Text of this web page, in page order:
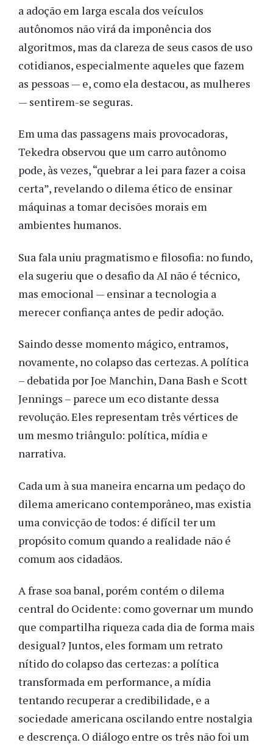
a adoção em larga escala dos veículos
autônomos não virá da imponência dos
algoritmos, mas da clareza de seus casos de uso
cotidianos, especialmente aqueles que fazem
as pessoas — e, como ela destacou, as mulheres
— sentirem-se seguras.
Em uma das passagens mais provocadoras,
Tekedra observou que um carro autônomo
pode, às vezes, “quebrar a lei para fazer a coisa
certa”, revelando o dilema ético de ensinar
máquinas a tomar decisões morais em
ambientes humanos.
Sua fala uniu pragmatismo e filosofia: no fundo,
ela sugeriu que o desafio da AI não é técnico,
mas emocional — ensinar a tecnologia a
merecer confiança antes de pedir adoção.
Saindo desse momento mágico, entramos,
novamente, no colapso das certezas. A política
– debatida por Joe Manchin, Dana Bash e Scott
Jennings – parece um eco distante dessa
revolução. Eles representam três vértices de
um mesmo triângulo: política, mídia e
narrativa.
Cada um à sua maneira encarna um pedaço do
dilema americano contemporâneo, mas existia
uma convicção de todos: é difícil ter um
propósito comum quando a realidade não é
comum aos cidadãos.
A frase soa banal, porém contém o dilema
central do Ocidente: como governar um mundo
que compartilha riqueza cada dia de forma mais
desigual? Juntos, eles formam um retrato
nítido do colapso das certezas: a política
transformada em performance, a mídia
tentando recuperar a credibilidade, e a
sociedade americana oscilando entre nostalgia
e descrença. O diálogo entre os três não foi um